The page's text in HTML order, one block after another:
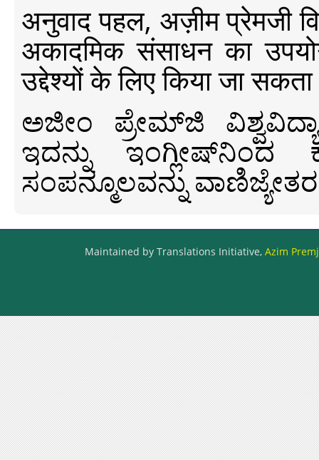
अनुवाद पहल, अज़ीम प्रेमजी
अकादमिक संसाधन का
उद्देश्यों के लिए किया जा
ಅಜೀಂ ಪ್ರೇಮ್‍ಜಿ
ಇದನ್ನು ಇಂಗ್ಲೀಷ್‍ನಿಂದ
ಸಂಪನ್ಮೂಲವನ್ನು
Maintained by Translations Initiative, Azim